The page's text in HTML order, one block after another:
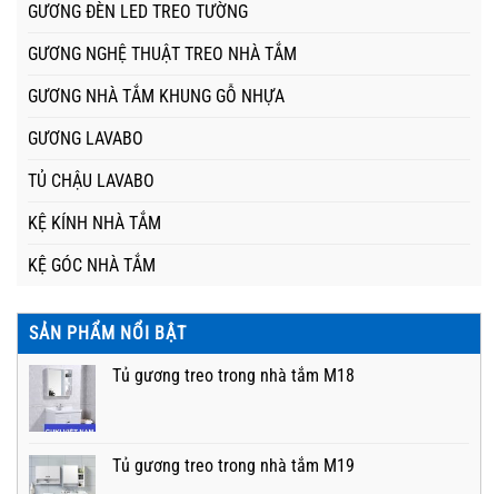
GƯƠNG ĐÈN LED TREO TƯỜNG
GƯƠNG NGHỆ THUẬT TREO NHÀ TẮM
GƯƠNG NHÀ TẮM KHUNG GỖ NHỰA
GƯƠNG LAVABO
TỦ CHẬU LAVABO
KỆ KÍNH NHÀ TẮM
KỆ GÓC NHÀ TẮM
SẢN PHẨM NỔI BẬT
Tủ gương treo trong nhà tắm M18
Tủ gương treo trong nhà tắm M19